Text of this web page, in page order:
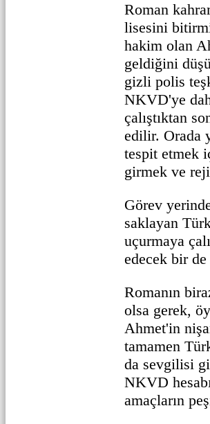
Roman
lisesini
hakim olan
geldiğini
gizli polis
NKVD'ye
çalıştıktan
edilir. Orada
tespit etmek
girmek ve
Görev
saklayan
uçurmaya
edecek bir
Romanın
olsa gerek,
Ahmet'in
tamamen
da sevgilisi
NKVD
amaçların